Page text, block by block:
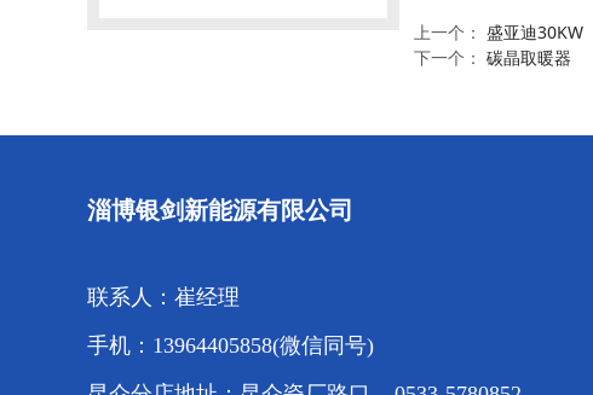
上一个： 盛亚迪30KW
下一个： 碳晶取暖器
淄博银剑新能源有限公司
联系人：崔经理
手机：13964405858(微信同号)